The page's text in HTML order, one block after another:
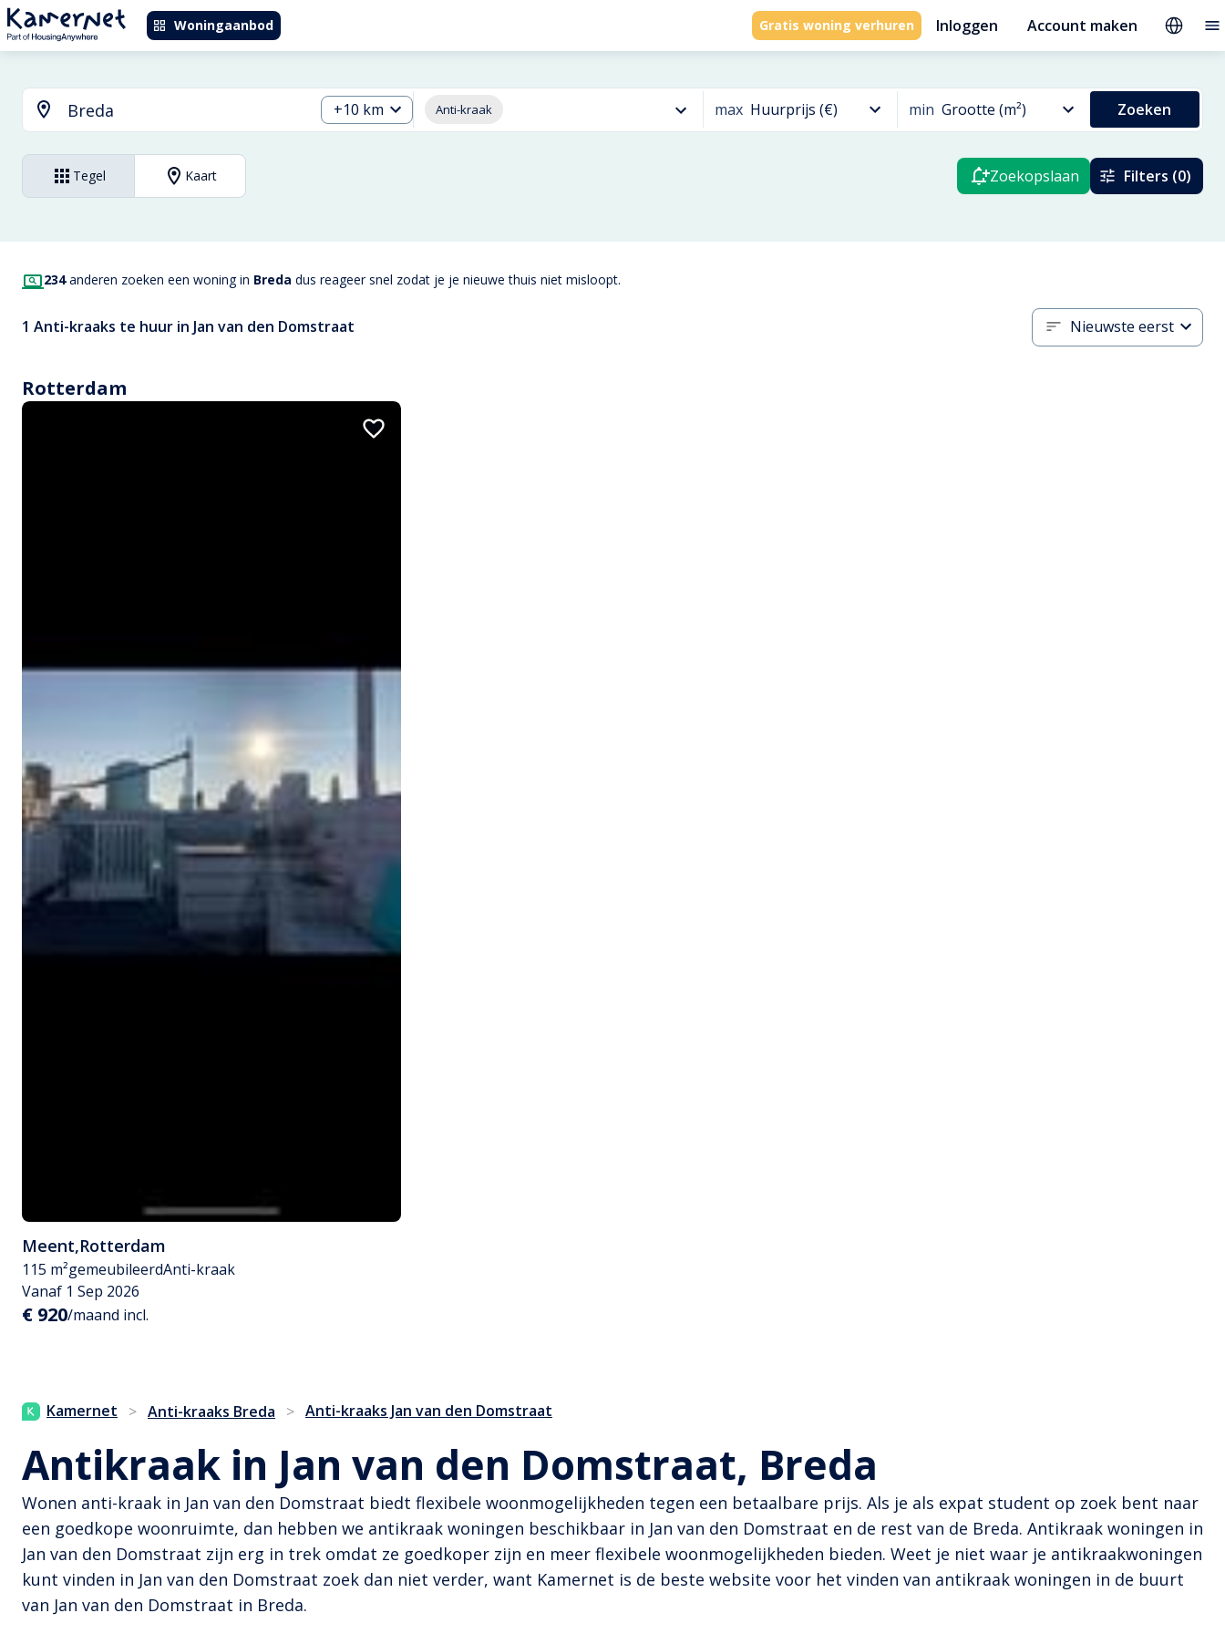
Woningaanbod Gratis woning verhuren Inloggen Account maken
+10 km Anti-kraak max Huurprijs (€) min Grootte (m²) Zoeken
Tegel Kaart Zoekopslaan Filters (0)
234anderen zoeken een woning in Breda dus reageer snel zodat je je nieuwe thuis niet misloopt.
1 Anti-kraaks te huur in Jan van den Domstraat Nieuwste eerst
Rotterdam
Meent,Rotterdam
115 m²gemeubileerdAnti-kraak
Vanaf 1 Sep 2026
€ 920/maand incl.
Kamernet > Anti-kraaks Breda > Anti-kraaks Jan van den Domstraat
Antikraak in Jan van den Domstraat, Breda
Wonen anti-kraak in Jan van den Domstraat biedt flexibele woonmogelijkheden tegen een betaalbare prijs. Als je als expat student op zoek bent naar
een goedkope woonruimte, dan hebben we antikraak woningen beschikbaar in Jan van den Domstraat en de rest van de Breda. Antikraak woningen in
Jan van den Domstraat zijn erg in trek omdat ze goedkoper zijn en meer flexibele woonmogelijkheden bieden. Weet je niet waar je antikraakwoningen
kunt vinden in Jan van den Domstraat zoek dan niet verder, want Kamernet is de beste website voor het vinden van antikraak woningen in de buurt
van Jan van den Domstraat in Breda.